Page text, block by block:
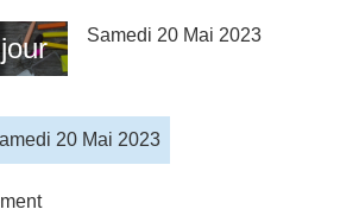
Samedi 20 Mai 2023
20 Mai 2023